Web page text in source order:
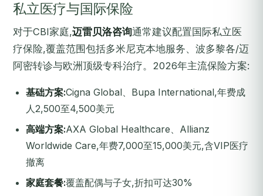
私立医疗与国际保险
对于CBI家庭,迈雷贝洛咨询通常建议配置国际私立医
疗保险,覆盖范围包括多米尼克本地服务、波多黎各/迈
阿密转诊与欧洲顶级专科治疗。2026年主流保险方案:
基础方案:Cigna Global、Bupa International,年费成
人2,500至4,500美元
高端方案:AXA Global Healthcare、Allianz
Worldwide Care,年费7,000至15,000美元,含VIP医疗
撤离
家庭套餐:覆盖配偶与子女,折扣可达30%